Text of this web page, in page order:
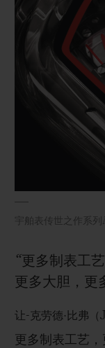
宇舶表传世之作系
“更多制表工
更多大胆，更
让-克劳德·比弗
更多制表工艺